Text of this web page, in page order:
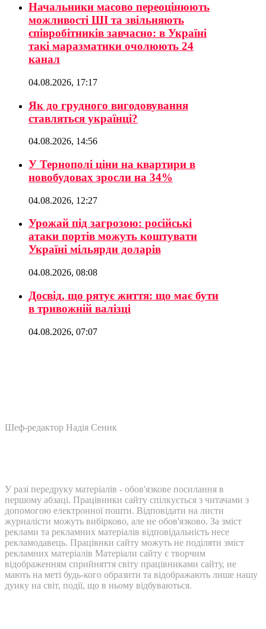
Начальники масово переоцінюють
можливості ШІ та звільняють
співробітників завчасно: в Україні
такі маразматики очолюють 24
канал
04.08.2026, 17:17
Як до грудного вигодовування
ставляться українці?
04.08.2026, 14:56
У Тернополі ціни на квартири в
новобудовах зросли на 34%
04.08.2026, 12:27
Урожай під загрозою: російські
атаки портів можуть коштувати
Україні мільярди доларів
04.08.2026, 08:08
Досвід, що рятує життя: що має бути
в тривожній валізці
04.08.2026, 07:07
Шеф-редактор Надія Сеник
У разі передруку матеріалів - обов'язкове посилання в
першому абзаці. Працівники сайту спілкується з читачами з
допомогою електронної пошти. Відповідати на листи
журналісти можуть вибірково, але не обов'язково. За зміст
реклами та рекламних матеріалів відповідальність несе
рекламодавець. Працівнки сайту можуть не поділяти зміст
рекламних матеріалів Матеріали сайту є творчим
відображенням сприйняття світу працівниками сайту, не
мають на меті будь-кого образити та відображають лише нашу
дуику на світ, події, що в ньому відбуваються.